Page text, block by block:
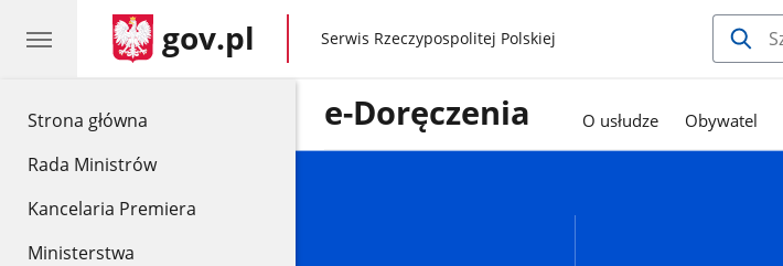
Strona główna
Rada Ministrów
Kancelaria Premiera
Ministerstwa
gov.pl gov.pl
Serwis Rzeczypospolitej Polskiej
e-Doręczenia O usłudze Obywatel